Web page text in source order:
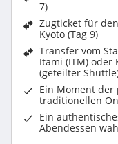
7)
Zugticket für
Kyoto (Tag 9)
Transfer vom
Itami (ITM) oder
(geteilter
Ein Moment
traditionellen
Ein
Abendessen